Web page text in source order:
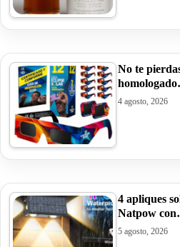
No te
4 agosto, 2026
4 apliques
Natpow
5 agosto, 2026